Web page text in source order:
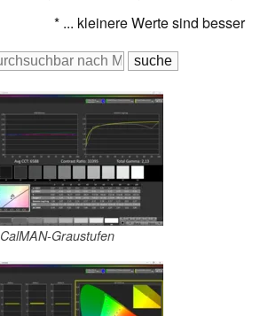
* ... kleinere Werte sind besser
CalMAN-Graustufen